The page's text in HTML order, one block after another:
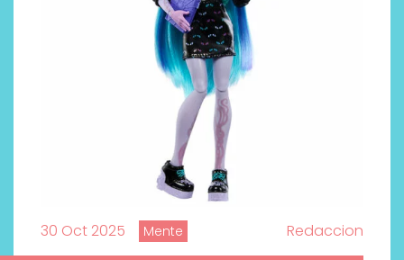
30 Oct 2025 Mente Redaccion